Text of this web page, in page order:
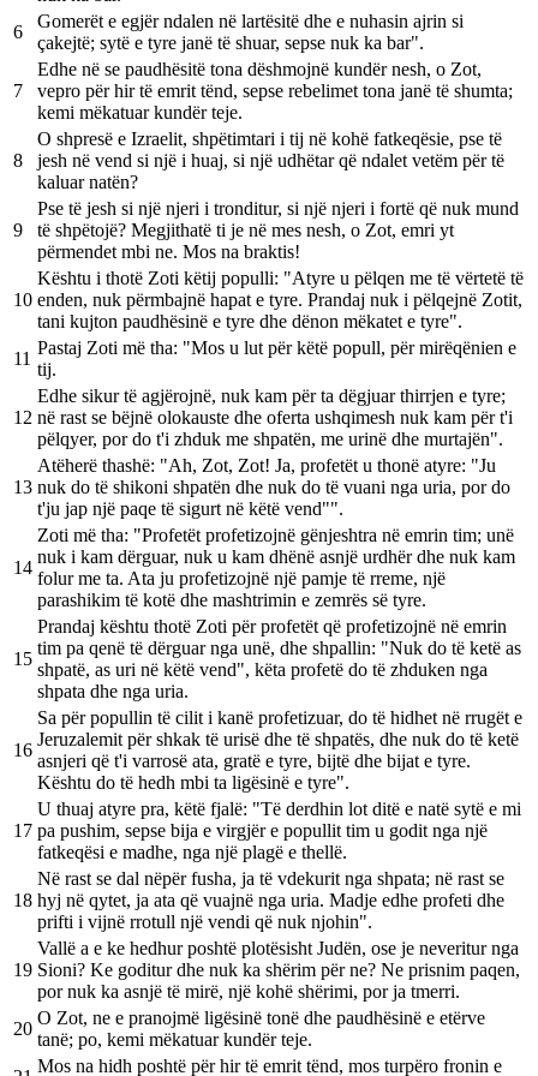
6
Gomerët e egjër ndalen në lartësitë dhe e nuhasin ajrin si
çakejtë; sytë e tyre janë të shuar, sepse nuk ka bar".
7
Edhe në se paudhësitë tona dëshmojnë kundër nesh, o Zot,
vepro për hir të emrit tënd, sepse rebelimet tona janë të shumta;
kemi mëkatuar kundër teje.
8
O shpresë e Izraelit, shpëtimtari i tij në kohë fatkeqësie, pse të
jesh në vend si një i huaj, si një udhëtar që ndalet vetëm për të
kaluar natën?
9
Pse të jesh si një njeri i tronditur, si një njeri i fortë që nuk mund
të shpëtojë? Megjithatë ti je në mes nesh, o Zot, emri yt
përmendet mbi ne. Mos na braktis!
10
Kështu i thotë Zoti këtij populli: "Atyre u pëlqen me të vërtetë të
enden, nuk përmbajnë hapat e tyre. Prandaj nuk i pëlqejnë Zotit,
tani kujton paudhësinë e tyre dhe dënon mëkatet e tyre".
11
Pastaj Zoti më tha: "Mos u lut për këtë popull, për mirëqënien e
tij.
12
Edhe sikur të agjërojnë, nuk kam për ta dëgjuar thirrjen e tyre;
në rast se bëjnë olokauste dhe oferta ushqimesh nuk kam për t'i
pëlqyer, por do t'i zhduk me shpatën, me urinë dhe murtajën".
13
Atëherë thashë: "Ah, Zot, Zot! Ja, profetët u thonë atyre: "Ju
nuk do të shikoni shpatën dhe nuk do të vuani nga uria, por do
t'ju jap një paqe të sigurt në këtë vend"".
14
Zoti më tha: "Profetët profetizojnë gënjeshtra në emrin tim; unë
nuk i kam dërguar, nuk u kam dhënë asnjë urdhër dhe nuk kam
folur me ta. Ata ju profetizojnë një pamje të rreme, një
parashikim të kotë dhe mashtrimin e zemrës së tyre.
15
Prandaj kështu thotë Zoti për profetët që profetizojnë në emrin
tim pa qenë të dërguar nga unë, dhe shpallin: "Nuk do të ketë as
shpatë, as uri në këtë vend", këta profetë do të zhduken nga
shpata dhe nga uria.
16
Sa për popullin të cilit i kanë profetizuar, do të hidhet në rrugët e
Jeruzalemit për shkak të urisë dhe të shpatës, dhe nuk do të ketë
asnjeri që t'i varrosë ata, gratë e tyre, bijtë dhe bijat e tyre.
Kështu do të hedh mbi ta ligësinë e tyre".
17
U thuaj atyre pra, këtë fjalë: "Të derdhin lot ditë e natë sytë e mi
pa pushim, sepse bija e virgjër e popullit tim u godit nga një
fatkeqësi e madhe, nga një plagë e thellë.
18
Në rast se dal nëpër fusha, ja të vdekurit nga shpata; në rast se
hyj në qytet, ja ata që vuajnë nga uria. Madje edhe profeti dhe
prifti i vijnë rrotull një vendi që nuk njohin".
19
Vallë a e ke hedhur poshtë plotësisht Judën, ose je neveritur nga
Sioni? Ke goditur dhe nuk ka shërim për ne? Ne prisnim paqen,
por nuk ka asnjë të mirë, një kohë shërimi, por ja tmerri.
20
O Zot, ne e pranojmë ligësinë tonë dhe paudhësinë e etërve
tanë; po, kemi mëkatuar kundër teje.
Mos na hidh poshtë për hir të emrit tënd, mos turpëro fronin e